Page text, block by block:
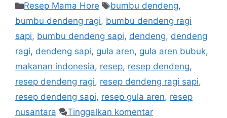
Resep Mama Hore bumbu dendeng,
bumbu dendeng ragi, bumbu dendeng ragi
sapi, bumbu dendeng sapi, dendeng, dendeng
ragi, dendeng sapi, gula aren, gula aren bubuk,
makanan indonesia, resep, resep dendeng,
resep dendeng ragi, resep dendeng ragi sapi,
resep dendeng sapi, resep gula aren, resep
nusantara
Tinggalkan komentar